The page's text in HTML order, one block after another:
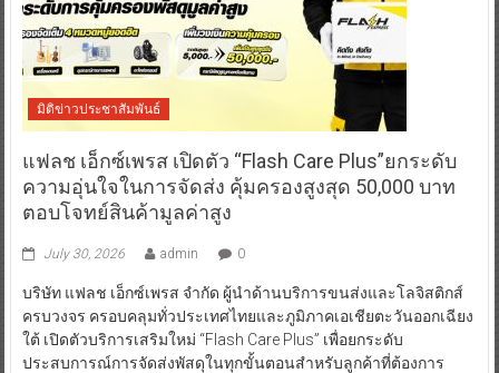
มิติข่าวประชาสัมพันธ์
แฟลช เอ็กซ์เพรส เปิดตัว “Flash Care Plus”ยกระดับ
ความอุ่นใจในการจัดส่ง คุ้มครองสูงสุด 50,000 บาท
ตอบโจทย์สินค้ามูลค่าสูง
July 30, 2026 admin 0
บริษัท แฟลช เอ็กซ์เพรส จำกัด ผู้นำด้านบริการขนส่งและโลจิสติกส์
ครบวงจร ครอบคลุมทั่วประเทศไทยและภูมิภาคเอเชียตะวันออกเฉียง
ใต้ เปิดตัวบริการเสริมใหม่ “Flash Care Plus” เพื่อยกระดับ
ประสบการณ์การจัดส่งพัสดุในทุกขั้นตอนสำหรับลูกค้าที่ต้องการ